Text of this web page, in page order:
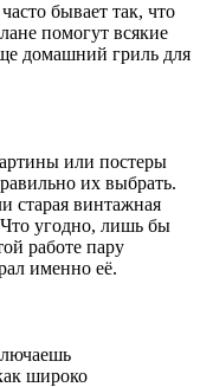
бывает так, что
помогут всякие
домашний гриль для
или постеры
их выбрать.
старая винтажная
угодно, лишь бы
работе пару
именно её.
широко